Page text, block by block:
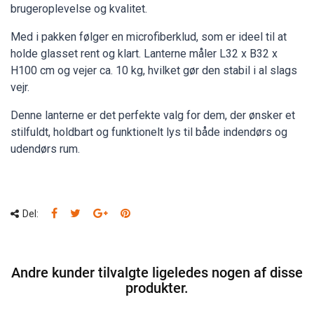
brugeroplevelse og kvalitet.
Med i pakken følger en microfiberklud, som er ideel til at
holde glasset rent og klart. Lanterne måler L32 x B32 x
H100 cm og vejer ca. 10 kg, hvilket gør den stabil i al slags
vejr.
Denne lanterne er det perfekte valg for dem, der ønsker et
stilfuldt, holdbart og funktionelt lys til både indendørs og
udendørs rum.
Del:
Andre kunder tilvalgte ligeledes nogen af disse
produkter.